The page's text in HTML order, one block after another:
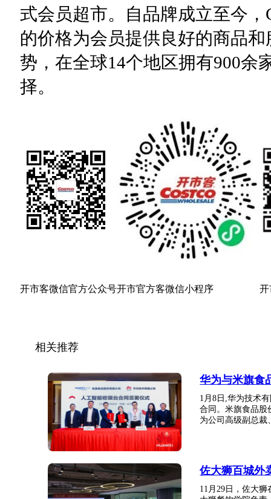
式会员超市。自品牌成立至今
的价格为会员提供良好的商品
势，在全球14个地区拥有900余
择。
开市客微信官方公众号开市官方客微信小程序 开
相关推荐
华为与米旗食
1月8日,华为技术
合同。米旗食品股
为公司高级副总裁
佐大狮百城外
11月29日，佐大